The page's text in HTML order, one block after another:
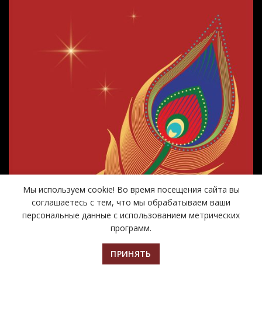
Билеты Афиша
Мы используем cookie! Во время посещения сайта вы
соглашаетесь с тем, что мы обрабатываем ваши
персональные данные с использованием метрических
программ.
ПРИНЯТЬ